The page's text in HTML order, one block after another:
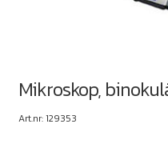
Mikroskop,
Art.nr: 129353